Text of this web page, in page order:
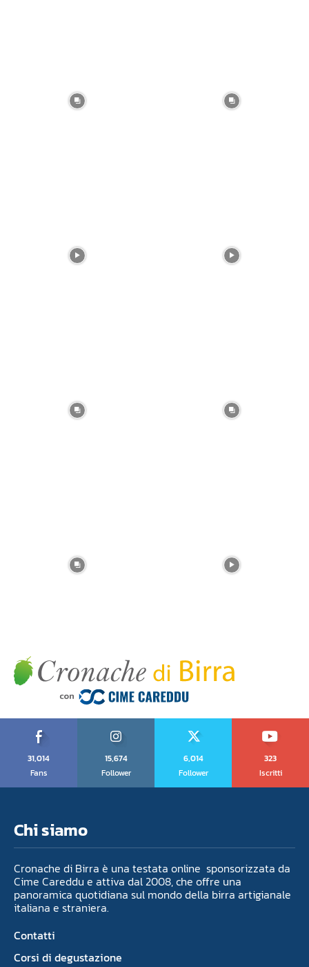
31,014
Fans
15,674
Follower
6,014
Follower
323
Iscritti
Chi siamo
Cronache di Birra è una testata online sponsorizzata da
Cime Careddu e attiva dal 2008, che offre una
panoramica quotidiana sul mondo della birra artigianale
italiana e straniera.
Contatti
Corsi di degustazione